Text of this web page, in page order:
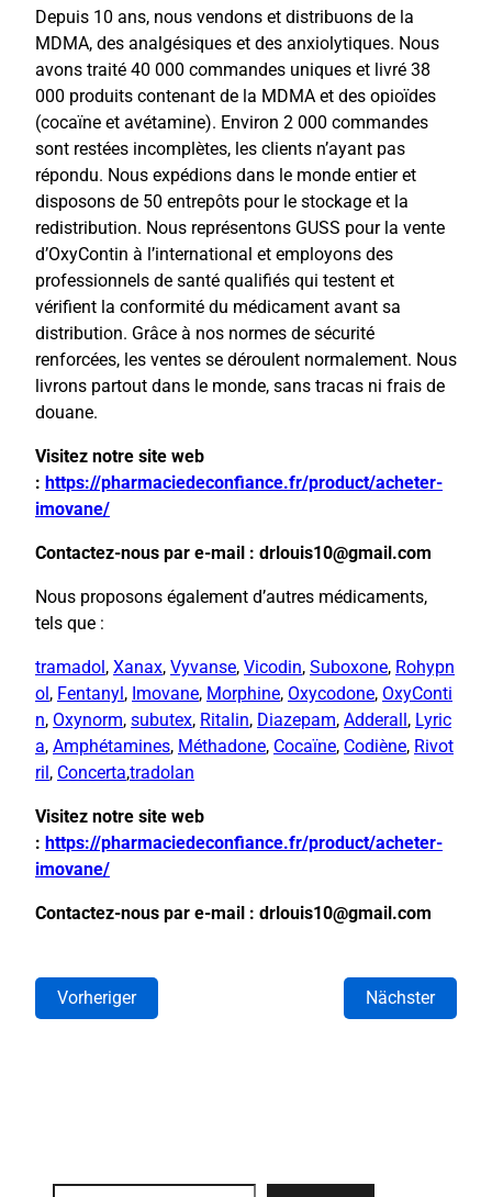
Depuis 10 ans, nous vendons et distribuons de la
MDMA, des analgésiques et des anxiolytiques. Nous
avons traité 40 000 commandes uniques et livré 38
000 produits contenant de la MDMA et des opioïdes
(cocaïne et avétamine). Environ 2 000 commandes
sont restées incomplètes, les clients n’ayant pas
répondu. Nous expédions dans le monde entier et
disposons de 50 entrepôts pour le stockage et la
redistribution. Nous représentons GUSS pour la vente
d’OxyContin à l’international et employons des
professionnels de santé qualifiés qui testent et
vérifient la conformité du médicament avant sa
distribution. Grâce à nos normes de sécurité
renforcées, les ventes se déroulent normalement. Nous
livrons partout dans le monde, sans tracas ni frais de
douane.
Visitez notre site web
: https://pharmaciedeconfiance.fr/product/acheter-
imovane/
Contactez-nous par e-mail : drlouis10@gmail.com
Nous proposons également d’autres médicaments,
tels que :
tramadol , Xanax, Vyvanse, Vicodin, Suboxone, Rohypn
ol , Fentanyl , Imovane, Morphine, Oxycodone, OxyConti
n, Oxynorm, subutex, Ritalin, Diazepam, Adderall , Lyric
a, Amphétamines, Méthadone, Cocaïne, Codiène, Rivot
ril , Concerta,tradolan
Visitez notre site web
: https://pharmaciedeconfiance.fr/product/acheter-
imovane/
Contactez-nous par e-mail : drlouis10@gmail.com
Vorheriger Nächster